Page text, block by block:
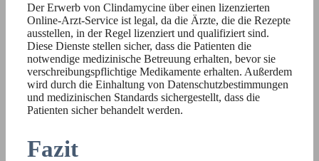
Der Erwerb von Clindamycine über einen lizenzierten
Online-Arzt-Service ist legal, da die Ärzte, die die Rezepte
ausstellen, in der Regel lizenziert und qualifiziert sind.
Diese Dienste stellen sicher, dass die Patienten die
notwendige medizinische Betreuung erhalten, bevor sie
verschreibungspflichtige Medikamente erhalten. Außerdem
wird durch die Einhaltung von Datenschutzbestimmungen
und medizinischen Standards sichergestellt, dass die
Patienten sicher behandelt werden.
Fazit